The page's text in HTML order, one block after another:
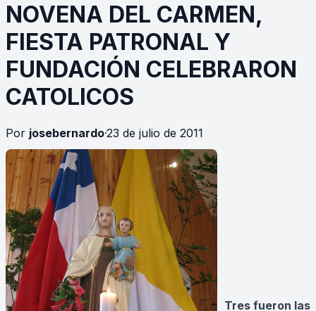
NOVENA DEL CARMEN,
FIESTA PATRONAL Y
FUNDACIÓN CELEBRARON
CATOLICOS
Por josebernardo·23 de julio de 2011
Tres fueron las